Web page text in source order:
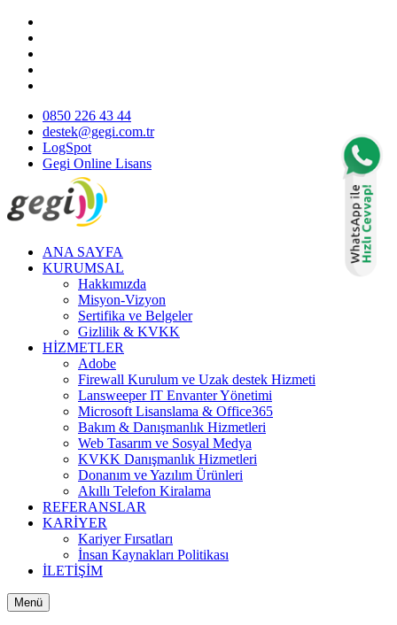
0850 226 43 44
destek@gegi.com.tr
LogSpot
Gegi Online Lisans
ANA SAYFA
KURUMSAL
Hakkımızda
Misyon-Vizyon
Sertifika ve Belgeler
Gizlilik & KVKK
HİZMETLER
Adobe
Firewall Kurulum ve Uzak destek Hizmeti
Lansweeper IT Envanter Yönetimi
Microsoft Lisanslama & Office365
Bakım & Danışmanlık Hizmetleri
Web Tasarım ve Sosyal Medya
KVKK Danışmanlık Hizmetleri
Donanım ve Yazılım Ürünleri
Akıllı Telefon Kiralama
REFERANSLAR
KARİYER
Kariyer Fırsatları
İnsan Kaynakları Politikası
İLETİŞİM
Menü